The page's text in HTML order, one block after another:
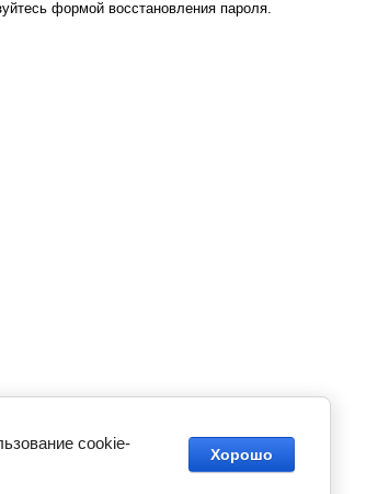
формой восстановления пароля.
cookie-
Хорошо